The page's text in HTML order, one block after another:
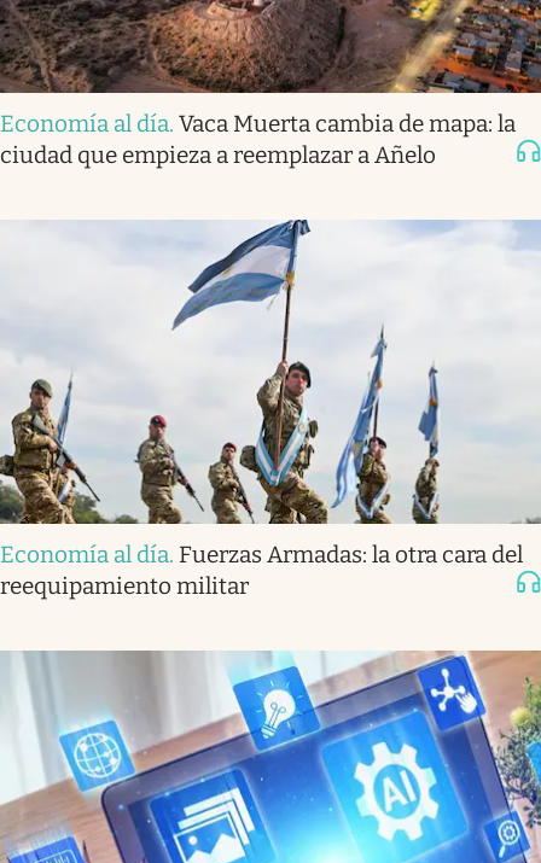
Economía al día. Vaca Muerta cambia de mapa: la
ciudad que empieza a reemplazar a Añelo
Economía al día. Fuerzas Armadas: la otra cara del
reequipamiento militar